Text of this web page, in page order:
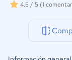
4.5 / 5 (1